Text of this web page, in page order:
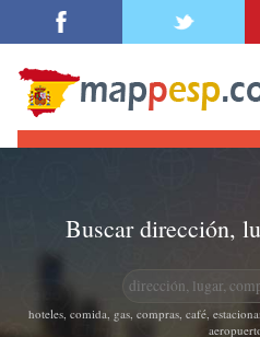
Buscar dirección,
hoteles, comida, gas, compras, café,